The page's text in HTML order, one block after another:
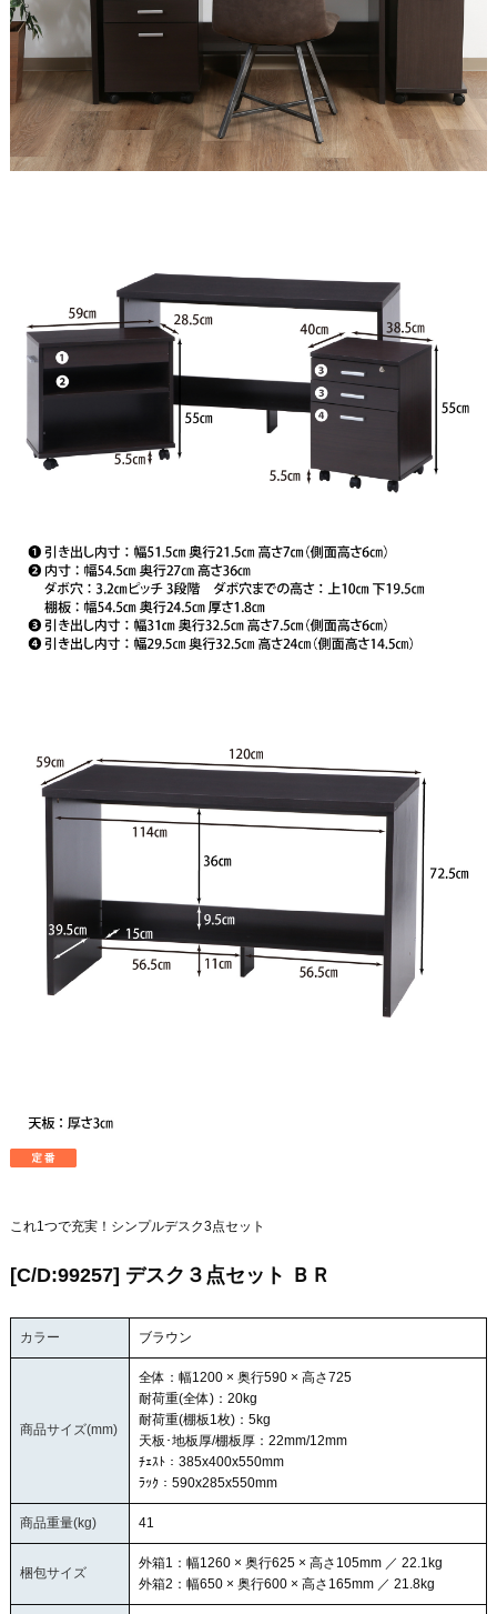
これ1つで充実！シンプルデスク3点セット
[C/D:99257] デスク３点セット ＢＲ
カラー ブラウン
商品サイズ(mm)
全体：幅1200 × 奥行590 × 高さ725
耐荷重(全体)：20kg
耐荷重(棚板1枚)：5kg
天板･地板厚/棚板厚：22mm/12mm
ﾁｪｽﾄ：385x400x550mm
ﾗｯｸ：590x285x550mm
商品重量(kg) 41
梱包サイズ
外箱1：幅1260 × 奥行625 × 高さ105mm ／ 22.1kg
外箱2：幅650 × 奥行600 × 高さ165mm ／ 21.8kg